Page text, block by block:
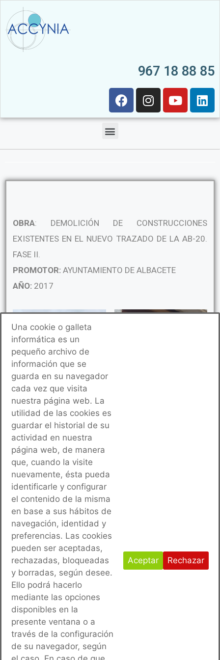
967 18 88 85
OBRA: DEMOLICIÓN DE CONSTRUCCIONES
EXISTENTES EN EL NUEVO TRAZADO DE LA AB-20.
FASE II.
PROMOTOR: AYUNTAMIENTO DE ALBACETE
AÑO: 2017
ANTERIOR
Una cookie o galleta
informática es un
pequeño archivo de
información que se
guarda en su navegador
cada vez que visita
nuestra página web. La
utilidad de las cookies es
guardar el historial de su
actividad en nuestra
página web, de manera
que, cuando la visite
nuevamente, ésta pueda
identificarle y configurar
el contenido de la misma
en base a sus hábitos de
navegación, identidad y
preferencias. Las cookies
pueden ser aceptadas,
rechazadas, bloqueadas
y borradas, según desee.
Ello podrá hacerlo
mediante las opciones
disponibles en la
presente ventana o a
través de la configuración
de su navegador, según
Aceptar Rechazar